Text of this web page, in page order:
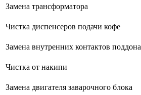
Замена трансформатора
Чистка диспенсеров подачи кофе
Замена внутренних контактов поддона
Чистка от накипи
Замена двигателя заварочного блока